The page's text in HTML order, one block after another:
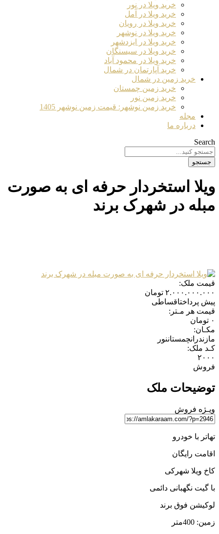
خرید ویلا در نور
خرید ویلا در آمل
خرید ویلا در رویان
خرید ویلا در نوشهر
خرید ویلا در ایزدشهر
خرید ویلا در سیسنگان
خرید ویلا در محمود آباد
خرید آپارتمان در شمال
خرید زمین در شمال
خرید زمین چمستان
خرید زمین نور
خرید زمین نوشهر: قیمت زمین نوشهر 1405
مجله
درباره ما
Search
جستجو
ویلا استخردار حرفه ای به صورت
مبله در شهرک برند
قیمت ملک:
۲.۰۰۰.۰۰۰.۰۰۰ تومان
پیش پرداختاقساطی
قیمت هر مـتر:
۰ تومان
مکـان:
مازندرانچمستاننور
کـد ملک:
۲۰۰۰
فروش
توضیحات ملک
ویـژه فروش
تهاتر با خودرو
اقامت رایگان
کاخ ویلا شهرکی
با گیت نگهبانی دائمی
لوکیشن فوق برند
زمین: 400متر